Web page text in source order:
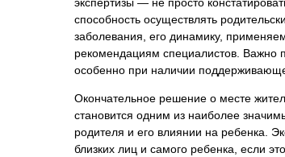
способность осуществлять
заболевания, его динамику,
рекомендациям специалистов. Важно
особенно при наличии
Окончательное решение о месте
становится одним из наиболее
родителя и его влиянии на ребенка.
близких лиц и самого ребенка, если